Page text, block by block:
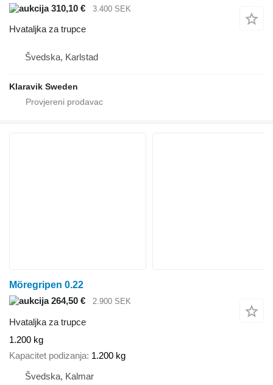
310,10 €
3.400 SEK
Hvataljka za trupce
Švedska, Karlstad
Klaravik Sweden
Möregripen 0.22
264,50 €
2.900 SEK
Hvataljka za trupce
1.200 kg
Kapacitet podizanja 1.200 kg
Švedska, Kalmar